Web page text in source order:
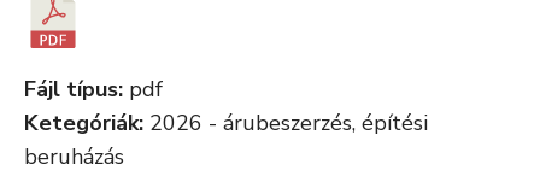
Fájl típus: pdf
Ketegóriák: 2026 - árubeszerzés, építési
beruházás